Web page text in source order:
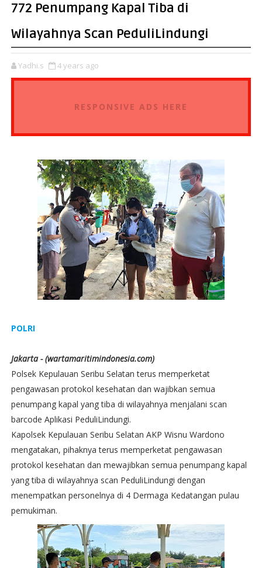
772 Penumpang Kapal Tiba di
Wilayahnya Scan PeduliLindungi
Yadhi.s 4 years ago
RESPONSIVE ADS HERE
POLRI
Jakarta - (wartamaritimindonesia.com)
Polsek Kepulauan Seribu Selatan terus memperketat
pengawasan protokol kesehatan dan wajibkan semua
penumpang kapal yang tiba di wilayahnya menjalani scan
barcode Aplikasi PeduliLindungi.
Kapolsek Kepulauan Seribu Selatan AKP Wisnu Wardono
mengatakan, pihaknya terus memperketat pengawasan
protokol kesehatan dan mewajibkan semua penumpang kapal
yang tiba di wilayahnya scan PeduliLindungi dengan
menempatkan personelnya di 4 Dermaga Kedatangan pulau
pemukiman.